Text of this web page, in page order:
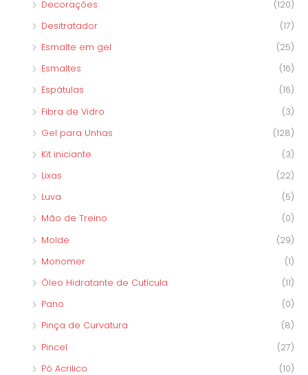
Decorações
(120)
Desitratador
(17)
Esmalte em gel
(25)
Esmaltes
(16)
Espátulas
(16)
Fibra de Vidro
(3)
Gel para Unhas
(128)
Kit iniciante
(3)
Lixas
(22)
Luva
(5)
Mão de Treino
(0)
Molde
(29)
Monomer
(1)
Óleo Hidratante de Cutícula
(11)
Pano
(0)
Pinça de Curvatura
(8)
Pincel
(27)
Pó Acrilico
(10)